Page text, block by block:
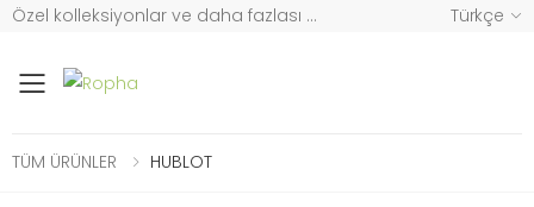
Özel kolleksiyonlar ve daha fazlası ... Türkçe
Mobil Menü
TÜM ÜRÜNLER HUBLOT